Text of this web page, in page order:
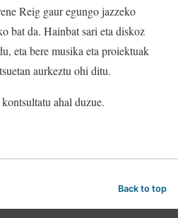
Reig gaur egungo jazzeko
bat da. Hainbat sari eta diskoz
eta bere musika eta proiektuak
aurkeztu ohi ditu.
kontsultatu ahal duzue.
Back to top